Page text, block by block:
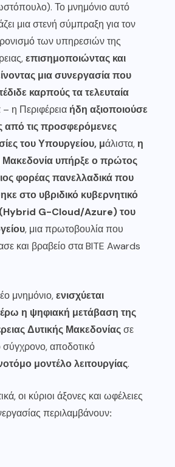
Το μνημόνιο αυτό
μια στενή σύμπραξη για τον
των υπηρεσιών της
επισημοποιώντας και
μια συνεργασία που
καρπούς τα τελευταία
– η Περιφέρεια ήδη αξιοποιούσε
από τις προσφερόμενες
του Υπουργείου, μάλιστα, η
Μακεδονία υπήρξε ο πρώτος
φορέας πανελλαδικά που
στο υβριδικό κυβερνητικό
G-Cloud/Azure) του
, μια πρωτοβουλία που
και βραβείο στα BITE Awards
μνημόνιο,ενισχύεται
η ψηφιακή μετάβαση της
Δυτικής Μακεδονίαςσε
σύγχρονο, αποδοτικό
μοντέλο λειτουργίας.
οι κύριοι άξονες και ωφέλειες
περιλαμβάνουν: